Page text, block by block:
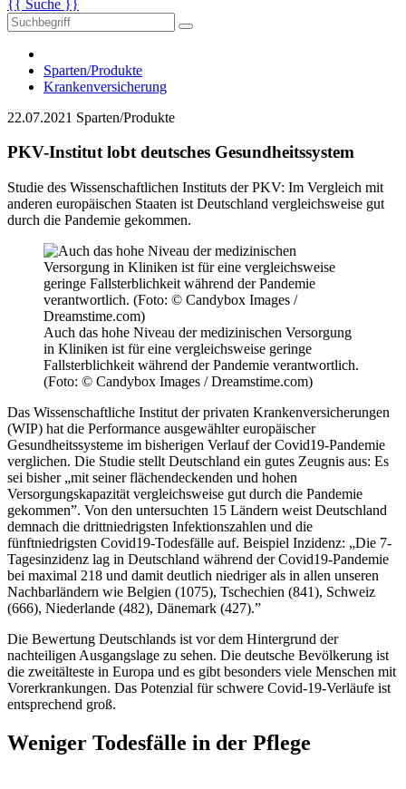
{{ Suche }}
Sparten/Produkte
Krankenversicherung
22.07.2021 Sparten/Produkte
PKV-Institut lobt deutsches Gesundheitssystem
Studie des Wissenschaftlichen Instituts der PKV: Im Vergleich mit
anderen europäischen Staaten ist Deutschland vergleichsweise gut
durch die Pandemie gekommen.
Auch das hohe Niveau der medizinischen Versorgung
in Kliniken ist für eine vergleichsweise geringe
Fallsterblichkeit während der Pandemie verantwortlich.
(Foto: © Candybox Images / Dreamstime.com)
Das Wissenschaftliche Institut der privaten Krankenversicherungen
(WIP) hat die Performance ausgewählter europäischer
Gesundheitssysteme im bisherigen Verlauf der Covid19-Pandemie
verglichen. Die Studie stellt Deutschland ein gutes Zeugnis aus: Es
sei bisher „mit seiner flächendeckenden und hohen
Versorgungskapazität vergleichsweise gut durch die Pandemie
gekommen”. Von den untersuchten 15 Ländern weist Deutschland
demnach die drittniedrigsten Infektionszahlen und die
fünftniedrigsten Covid19-Todesfälle auf. Beispiel Inzidenz: „Die 7-
Tagesinzidenz lag in Deutschland während der Covid19-Pandemie
bei maximal 218 und damit deutlich niedriger als in allen unseren
Nachbarländern wie Belgien (1075), Tschechien (841), Schweiz
(666), Niederlande (482), Dänemark (427).”
Die Bewertung Deutschlands ist vor dem Hintergrund der
nachteiligen Ausgangslage zu sehen. Die deutsche Bevölkerung ist
die zweitälteste in Europa und es gibt besonders viele Menschen mit
Vorerkrankungen. Das Potenzial für schwere Covid-19-Verläufe ist
entsprechend groß.
Weniger Todesfälle in der Pflege